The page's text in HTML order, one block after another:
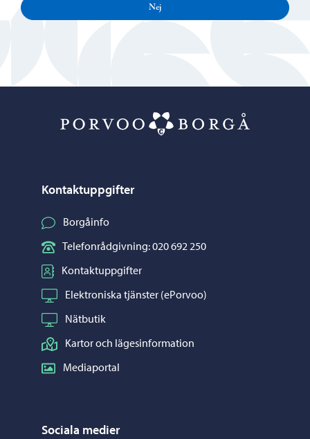
Nej
Kontaktuppgifter
Borgåinfo
Telefonrådgivning: 020 692 250
Kontaktuppgifter
Elektroniska tjänster (ePorvoo)
Nätbutik
Kartor och lägesinformation
Mediaportal
Sociala medier